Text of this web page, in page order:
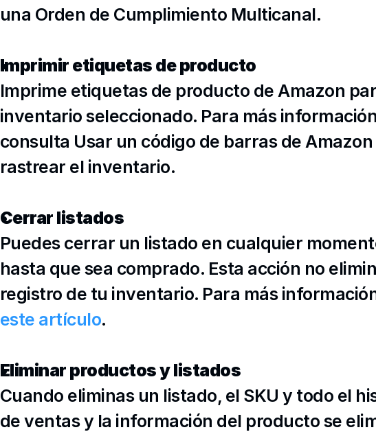
una Orden de Cumplimiento Multicanal.
Imprimir etiquetas de producto
Imprime etiquetas de producto de Amazon
inventario seleccionado. Para más
consulta Usar un código de barras de
rastrear el inventario.
Cerrar listados
Puedes cerrar un listado en cualquier
hasta que sea comprado. Esta acción no
registro de tu inventario. Para más
este artículo.
Eliminar productos y listados
Cuando eliminas un listado, el SKU y todo el
de ventas y la información del producto se